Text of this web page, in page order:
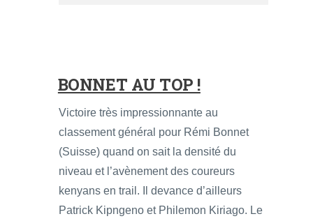
BONNET AU TOP !
Victoire très impressionnante au
classement général pour Rémi Bonnet
(Suisse) quand on sait la densité du
niveau et l’avènement des coureurs
kenyans en trail. Il devance d’ailleurs
Patrick Kipngeno et Philemon Kiriago. Le